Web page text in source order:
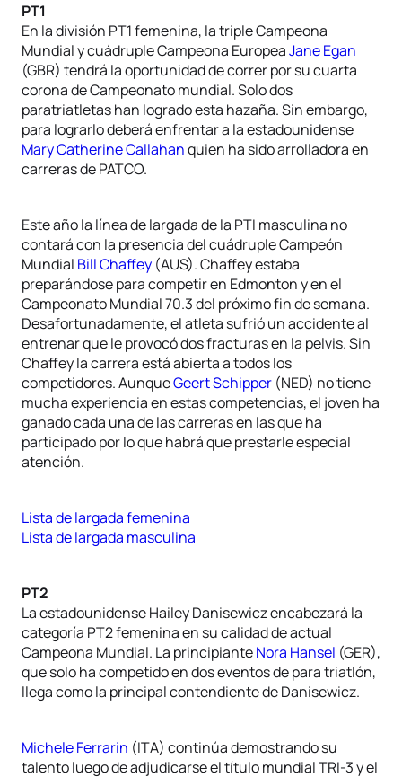
PT1
En la división PT1 femenina, la triple Campeona
Mundial y cuádruple Campeona EuropeaJane Egan
(GBR) tendrá la oportunidad de correr por su cuarta
corona de Campeonato mundial. Solo dos
paratriatletas han logrado esta hazaña. Sin embargo,
para lograrlo deberá enfrentar a la estadounidense
Mary Catherine Callahanquien ha sido arrolladora en
carreras de PATCO.
Este año la línea de largada de la PTI masculina no
contará con la presencia del cuádruple Campeón
Mundial Bill Chaffey (AUS). Chaffey estaba
preparándose para competir en Edmonton y en el
Campeonato Mundial 70.3 del próximo fin de semana.
Desafortunadamente, el atleta sufrió un accidente al
entrenar que le provocó dos fracturas en la pelvis. Sin
Chaffey la carrera está abierta a todos los
competidores. AunqueGeert Schipper (NED) no tiene
mucha experiencia en estas competencias, el joven ha
ganado cada una de las carreras en las que ha
participado por lo que habrá que prestarle especial
atención.
Lista de largada femenina
Lista de largada masculina
PT2
La estadounidense Hailey Danisewicz encabezará la
categoría PT2 femenina en su calidad de actual
Campeona Mundial. La principianteNora Hansel (GER),
que solo ha competido en dos eventos de para triatlón,
llega como la principal contendiente de Danisewicz.
Michele Ferrarin (ITA) continúa demostrando su
talento luego de adjudicarse el título mundial TRI-3 y el